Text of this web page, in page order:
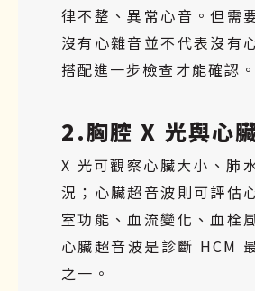
律不整、異常心音。但需
沒有心雜音並不代表沒有
搭配進一步檢查才能確認。
2.胸腔 X 光與心
X 光可觀察心臟大小、肺
況；心臟超音波則可評估
室功能、血流變化、血栓
心臟超音波是診斷 HCM
之一。